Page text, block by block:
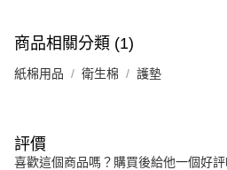
商品相關分類 (1)
紙棉用品 衛生棉 護墊
評價
喜歡這個商品嗎？購買後給他一個好評